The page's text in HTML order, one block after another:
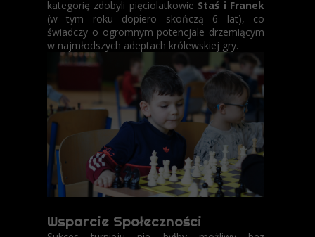
kategorię zdobyli pięciolatkowie Staś i Franek
(w tym roku dopiero skończą 6 lat), co
świadczy o ogromnym potencjale drzemiącym
w najmłodszych adeptach królewskiej gry.
Wsparcie Społeczności